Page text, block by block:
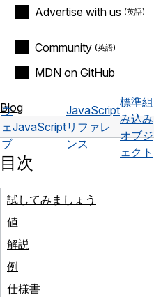
Advertise with us
Community
MDN on GitHub
Blog
ウ
ェ
ブ
JavaScript
JavaScript
リファレ
ンス
標準組
み込み
オブジ
ェクト
目次
試してみましょう
値
解説
例
仕様書